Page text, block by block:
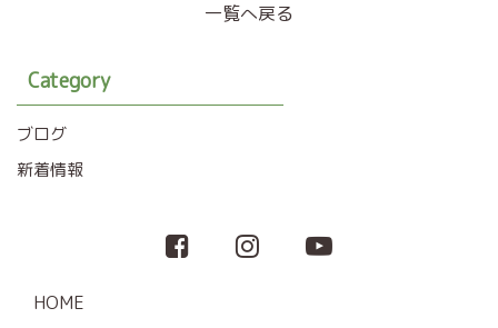
一覧へ戻る
Category
ブログ
新着情報
HOME